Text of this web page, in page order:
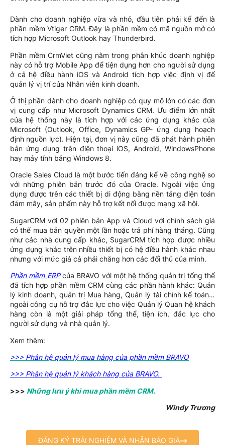
Dành cho doanh nghiệp vừa và nhỏ, đầu tiên phải kể đến là
phần mềm Vtiger CRM. Đây là phần mềm có mã nguồn mở có
tích hợp Microsoft Outlook hay Thunderbird.
Phần mềm CrmViet cũng nằm trong phân khúc doanh nghiệp
này có hỗ trợ Mobile App để tiện dụng hơn cho người sử dụng
ở cả hệ điều hành iOS và Android tích hợp việc định vị để
quản lý vị trí của Nhân viên kinh doanh.
Ở thị phần dành cho doanh nghiệp có quy mô lớn có các đơn
vị cung cấp như Microsoft Dynamics CRM. Ưu điểm lớn nhất
của hệ thống này là tích hợp với các ứng dụng khác của
Microsoft (Outlook, Office, Dynamics GP- ứng dụng hoạch
định nguồn lực). Hiện tại, đơn vị này cũng đã phát hành phiên
bản ứng dụng trên điện thoại iOS, Android, WindowsPhone
hay máy tính bảng Windows 8.
Oracle Sales Cloud là một bước tiến đáng kể về công nghệ so
với những phiên bản trước đó của Oracle. Ngoài việc ứng
dụng được trên các thiết bị di động bằng nền tảng điện toán
đám mây, sản phẩm này hỗ trợ kết nối được mạng xã hội.
SugarCRM với 02 phiên bản App và Cloud với chính sách giá
có thể mua bản quyền một lần hoặc trả phí hàng tháng. Cũng
như các nhà cung cấp khác, SugarCRM tích hợp được nhiều
ứng dụng khác trên nhiều thiết bị có hệ điều hành khác nhau
nhưng với mức giá cả phải chăng hơn các đối thủ của mình.
Phần mềm ERPcủa BRAVO với một hệ thống quản trị tổng thể
đã tích hợp phần mềm CRM cùng các phần hành khác: Quản
lý kinh doanh, quản trị Mua hàng, Quản lý tài chính kế toán…
ngoài công cụ hỗ trợ đắc lực cho việc Quản lý Quan hệ khách
hàng còn là một giải pháp tổng thể, tiện ích, đắc lực cho
người sử dụng và nhà quản lý.
Xem thêm:
>>> Phân hệ quản lý mua hàng của phần mềm BRAVO
>>> Phân hệ quản lý khách hàng của BRAVO.
>>> Những lưu ý khi mua phần mềm CRM.
Windy Trương
ĐĂNG KÝ TRẢI NGHIỆM VÀ NHẬN BÁO GIÁ